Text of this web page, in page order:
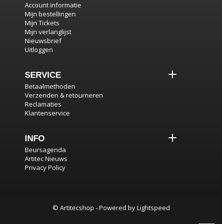
Account informatie
Mijn bestellingen
Mijn Tickets
Mijn verlanglijst
Nieuwsbrief
Uitloggen
SERVICE
Betaalmethoden
Verzenden & retourneren
Reclamaties
Klantenservice
INFO
Beursagenda
Artitec Nieuws
Privacy Policy
© Artitecshop - Powered byLightspeed